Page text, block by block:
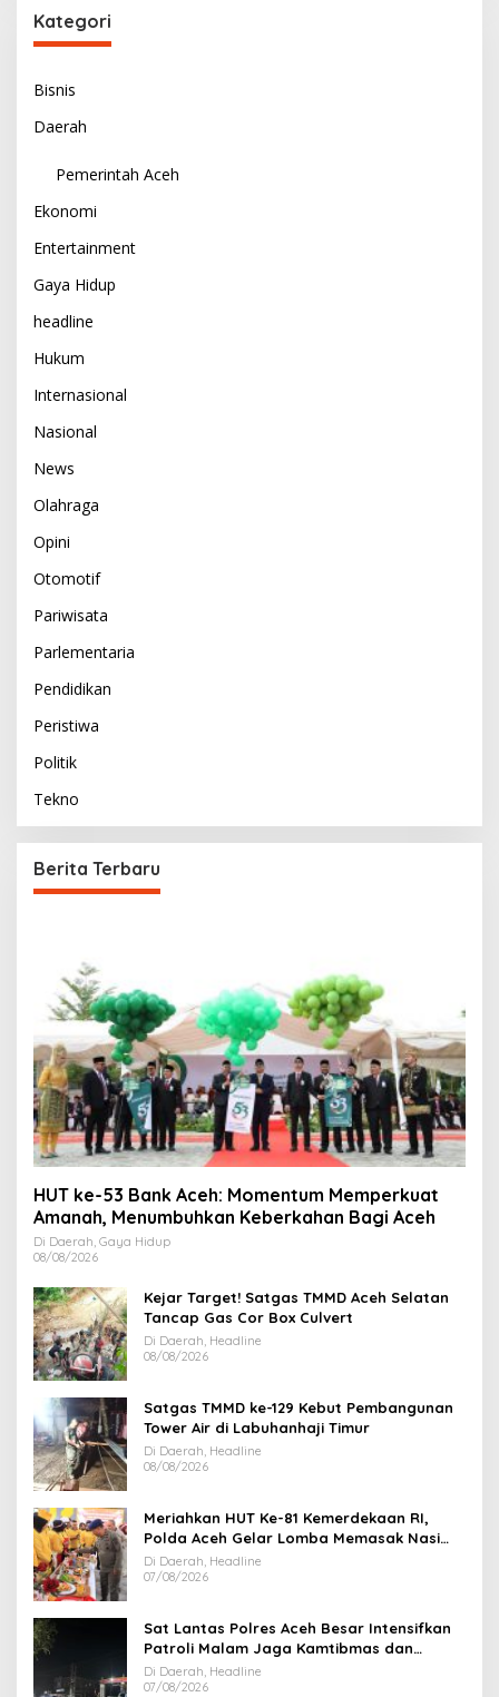
Kategori
Bisnis
Daerah
Pemerintah Aceh
Ekonomi
Entertainment
Gaya Hidup
headline
Hukum
Internasional
Nasional
News
Olahraga
Opini
Otomotif
Pariwisata
Parlementaria
Pendidikan
Peristiwa
Politik
Tekno
Berita Terbaru
HUT ke-53 Bank Aceh: Momentum Memperkuat
Amanah, Menumbuhkan Keberkahan Bagi Aceh
Di Daerah, Gaya Hidup
08/08/2026
Kejar Target! Satgas TMMD Aceh Selatan
Tancap Gas Cor Box Culvert
Di Daerah, Headline
08/08/2026
Satgas TMMD ke-129 Kebut Pembangunan
Tower Air di Labuhanhaji Timur
Di Daerah, Headline
08/08/2026
Meriahkan HUT Ke-81 Kemerdekaan RI,
Polda Aceh Gelar Lomba Memasak Nasi
Goreng dan Aneka Minuman
Di Daerah, Headline
07/08/2026
Sat Lantas Polres Aceh Besar Intensifkan
Patroli Malam Jaga Kamtibmas dan
Kelancaran Lalu Lintas
Di Daerah, Headline
07/08/2026